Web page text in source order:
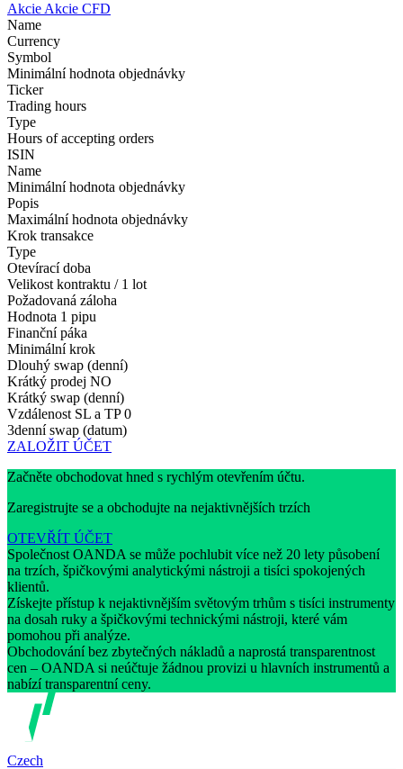
Akcie Akcie CFD
Name
Currency
Symbol
Minimální hodnota objednávky
Ticker
Trading hours
Type
Hours of accepting orders
ISIN
Name
Minimální hodnota objednávky
Popis
Maximální hodnota objednávky
Krok transakce
Type
Otevírací doba
Velikost kontraktu / 1 lot
Požadovaná záloha
Hodnota 1 pipu
Finanční páka
Minimální krok
Dlouhý swap (denní)
Krátký prodej NO
Krátký swap (denní)
Vzdálenost SL a TP 0
3denní swap (datum)
ZALOŽIT ÚČET
Začněte obchodovat hned s rychlým otevřením účtu.
Zaregistrujte se a obchodujte na nejaktivnějších trzích
OTEVŘÍT ÚČET
Společnost OANDA se může pochlubit více než 20 lety působení
na trzích, špičkovými analytickými nástroji a tisíci spokojených
klientů.
Získejte přístup k nejaktivnějším světovým trhům s tisíci instrumenty
na dosah ruky a špičkovými technickými nástroji, které vám
pomohou při analýze.
Obchodování bez zbytečných nákladů a naprostá transparentnost
cen – OANDA si neúčtuje žádnou provizi u hlavních instrumentů a
nabízí transparentní ceny.
Czech